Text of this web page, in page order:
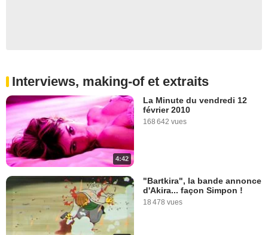
Interviews, making-of et extraits
4:42
La Minute du vendredi 12
février 2010
168 642 vues
"Bartkira", la bande annonce
d'Akira... façon Simpon !
18 478 vues